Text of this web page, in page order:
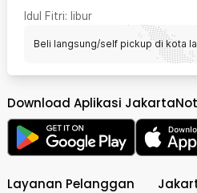
Idul Fitri: libur
Beli langsung/self pickup di kota
Download Aplikasi
Layanan Pelanggan